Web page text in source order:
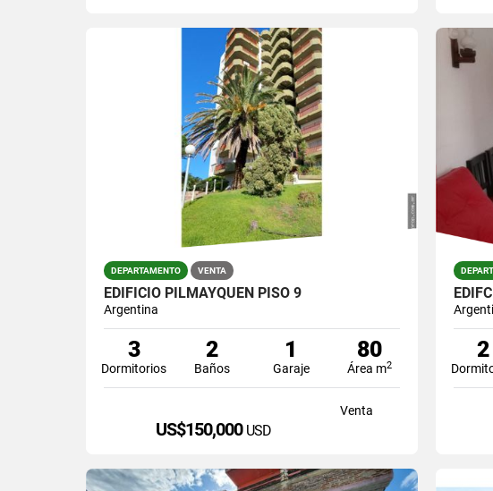
DEPARTAMENTO VENTA
EDIFICIO PILMAYQUEN PISO 9
Argentina
3
Dormitorios
2
Baños
1
Garaje
80
Área m2
Venta
US$150,000 USD
2